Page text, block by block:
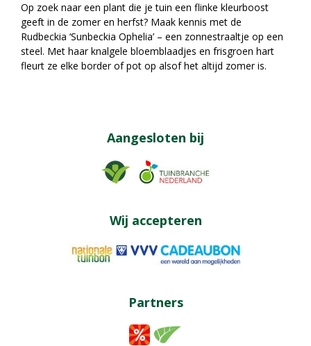
Op zoek naar een plant die je tuin een flinke kleurboost
geeft in de zomer en herfst? Maak kennis met de
Rudbeckia ‘Sunbeckia Ophelia’ – een zonnestraaltje op een
steel. Met haar knalgele bloemblaadjes en frisgroen hart
fleurt ze elke border of pot op alsof het altijd zomer is.
Aangesloten bij
Wij accepteren
Partners